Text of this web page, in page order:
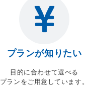
プランが知りたい
目的に合わせて選べる
プランをご用意しています。